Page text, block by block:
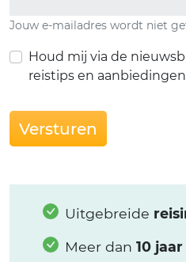
Jouw e-mailadres wordt niet
Houd mij via de
reistips en aanbiedingen
Versturen
Uitgebreide
Meer dan 10 jaar